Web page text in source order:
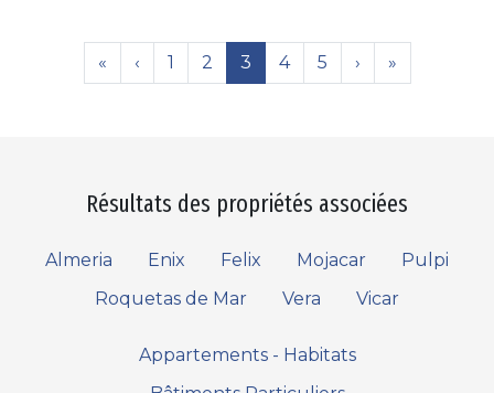
« ‹ 1 2 3 4 5 › »
Résultats des propriétés associées
Almeria Enix Felix Mojacar
Pulpi
Roquetas de Mar
Vera Vicar
Appartements - Habitats